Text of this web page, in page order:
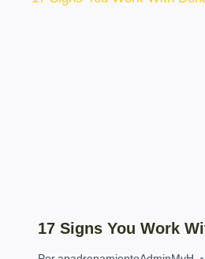
17 Signs You Work